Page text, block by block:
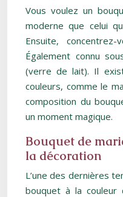
Vous voulez un
moderne que celui
Ensuite,
Également connu
(verre de lait). Il
couleurs, comme le
composition du
un moment magique.
Bouquet de
la décoration
L’une des dernières
bouquet à la